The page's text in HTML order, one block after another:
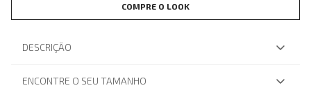
COMPRE O LOOK
DESCRIÇÃO
ENCONTRE O SEU TAMANHO